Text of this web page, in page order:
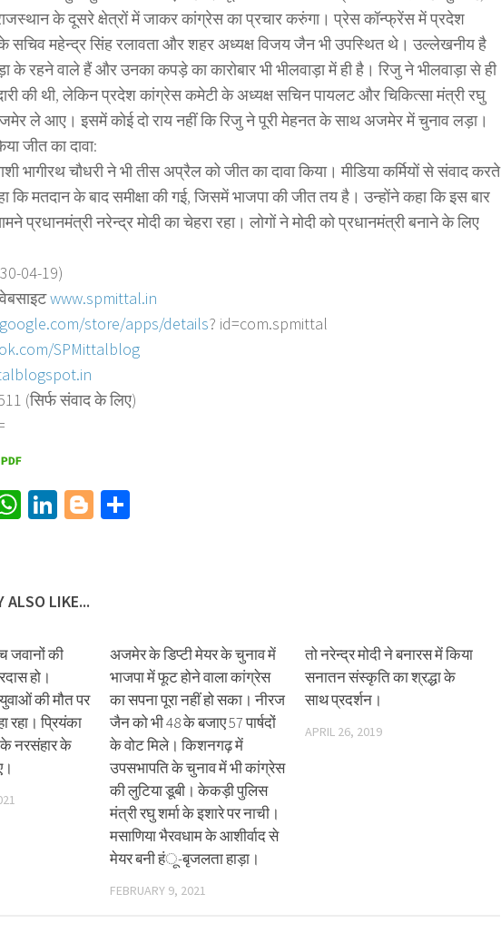
के दूसरे क्षेत्रों में जाकर कांग्रेस का प्रचार करुंगा। प्रेस कॉन्फ्रेंस में प्रदेश
सचिव महेन्द्र सिंह रलावता और शहर अध्यक्ष विजय जैन भी उपस्थित थे। उल्लेखनीय है
के रहने वाले हैं और उनका कपड़े का कारोबार भी भीलवाड़ा में ही है। रिजु ने भीलवाड़ा से ही
की थी, लेकिन प्रदेश कांग्रेस कमेटी के अध्यक्ष सचिन पायलट और चिकित्सा मंत्री रघु
ले आए। इसमें कोई दो राय नहीं कि रिजु ने पूरी मेहनत के साथ अजमेर में चुनाव लड़ा।
जीत का दावा:
भागीरथ चौधरी ने भी तीस अप्रैल को जीत का दावा किया। मीडिया कर्मियों से संवाद करते
कि मतदान के बाद समीक्षा की गई, जिसमें भाजपा की जीत तय है। उन्होंने कहा कि इस बार
प्रधानमंत्री नरेन्द्र मोदी का चेहरा रहा। लोगों ने मोदी को प्रधानमंत्री बनाने के लिए
04-19)
www.spmittal.in
store/apps/details? id=com.spmittal
SPMittalblog
(सिर्फ संवाद के लिए)
WhatsApp
LinkedIn
Blogger
ALSO LIKE...
जवानों की
हो।
की मौत पर
रहा। प्रियंका
के नरसंहार के
अजमेर के डिप्टी मेयर के चुनाव में
भाजपा में फूट होने वाला कांग्रेस
का सपना पूरा नहीं हो सका। नीरज
जैन को भी 48 के बजाए 57 पार्षदों
के वोट मिले। किशनगढ़ में
उपसभापति के चुनाव में भी कांग्रेस
की लुटिया डूबी। केकड़ी पुलिस
मंत्री रघु शर्मा के इशारे पर नाची।
मसाणिया भैरवधाम के आशीर्वाद से
मेयर बनी हंू-बृजलता हाड़ा।
FEBRUARY 9, 2021
तो नरेन्द्र मोदी ने बनारस में किया
सनातन संस्कृति का श्रद्धा के
साथ प्रदर्शन।
APRIL 26, 2019